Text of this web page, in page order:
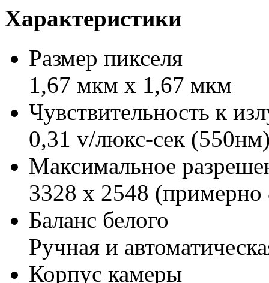
Характеристики
Размер пикселя
1,67 мкм x 1,67 мкм
Чувствительность к
0,31 v/люкс-сек
Максимальное
3328 x 2548 (примерно
Баланс белого
Ручная и
Корпус камеры